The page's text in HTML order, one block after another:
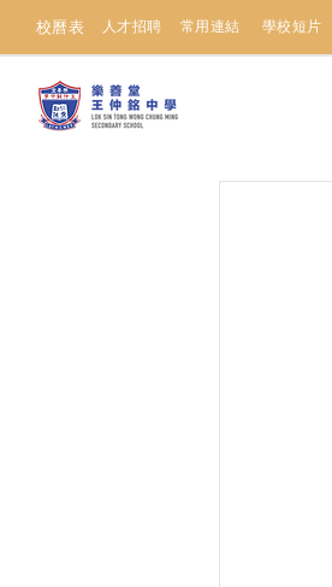
常用連結
人才招聘
校曆表 學校短片